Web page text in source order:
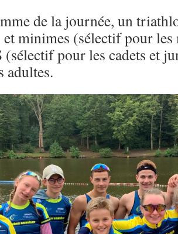
de la journée, un
et minimes (sélectif pour
pour les cadets et
adultes.